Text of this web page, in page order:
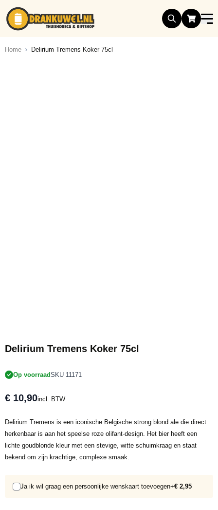
Ga naar de inhoud
Home Delirium Tremens Koker 75cl
Delirium Tremens Koker 75cl
Op voorraadSKU 11171
€ 10,90incl. BTW
Delirium Tremens is een iconische Belgische strong blond ale die direct
herkenbaar is aan het speelse roze olifant-design. Het bier heeft een
lichte goudblonde kleur met een stevige, witte schuimkraag en staat
bekend om zijn krachtige, complexe smaak.
Ja ik wil graag een persoonlijke wenskaart toevoegen+€ 2,95